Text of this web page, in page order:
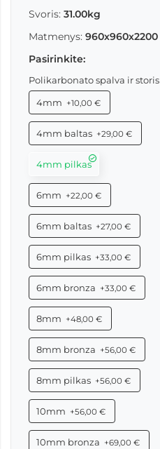
Svoris: 31.00kg
Matmenys: 960х960х2200
Pasirinkite:
Polikarbonato spalva ir storis
4mm +10,00 €
4mm baltas +29,00 €
4mm pilkas
6mm +22,00 €
6mm baltas +27,00 €
6mm pilkas +33,00 €
6mm bronza +33,00 €
8mm +48,00 €
8mm bronza +56,00 €
8mm pilkas +56,00 €
10mm +56,00 €
10mm bronza +69,00 €